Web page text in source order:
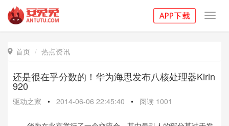
 首页 热点资讯
还是很在乎分数的！华为海思发布八核处理器Kirin
920
驱动之家 • 2014-06-06 22:45:40 • 阅读 1001